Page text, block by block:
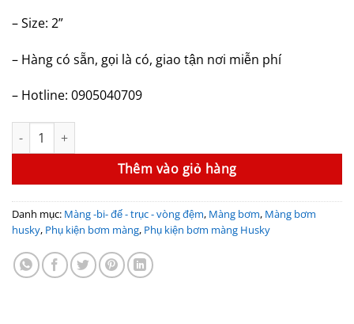
– Size: 2”
– Hàng có sẵn, gọi là có, giao tận nơi miễn phí
– Hotline: 0905040709
Màng bơm Husky 15B313 (Buna, 2’’) số lượng
Thêm vào giỏ hàng
Danh mục: Màng -bi- đế - trục - vòng đệm, Màng bơm, Màng bơm
husky, Phụ kiện bơm màng, Phụ kiện bơm màng Husky